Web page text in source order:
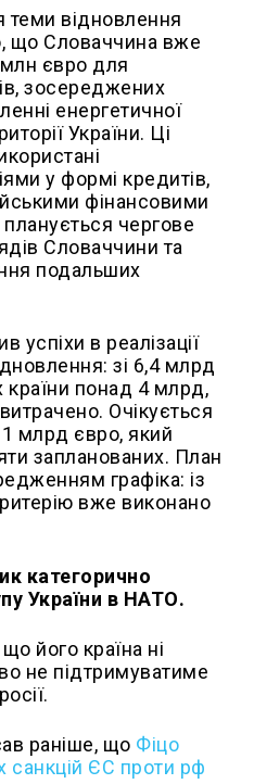
відновлення
що Словаччина вже
євро для
зосереджених
енергетичної
України. Ці
у формі кредитів,
фінансовими
чергове
Словаччини та
подальших
успіхи в реалізації
зі 6,4 млрд
країни понад 4 млрд,
Очікується
млрд євро, який
запланованих. План
графіка: із
вже виконано
категорично
України в НАТО.
його країна ні
не підтримуватиме
раніше, що Фіцо
санкцій ЄС проти рф